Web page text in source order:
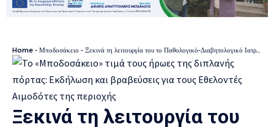
Home - Μποδοσάκειο - Ξεκινά τη λειτουργία του το Παθολογικό-Διαβητολογικό Ιατρείο του «Μποδοσάκειου»
Ξεκινά τη λειτουργία του